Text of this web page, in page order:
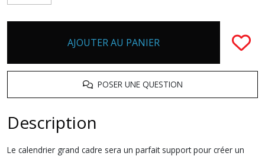
AJOUTER AU PANIER
POSER UNE QUESTION
Description
Le calendrier grand cadre sera un parfait support pour créer un